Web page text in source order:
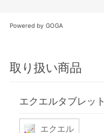
Powered by GOGA
取り扱い商品
エクエルタブレット
エクエル